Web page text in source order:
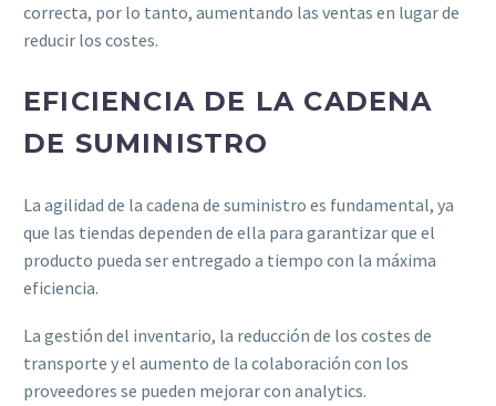
correcta, por lo tanto, aumentando las ventas en lugar de
reducir los costes.
EFICIENCIA DE LA CADENA
DE SUMINISTRO
La agilidad de la cadena de suministro es fundamental, ya
que las tiendas dependen de ella para garantizar que el
producto pueda ser entregado a tiempo con la máxima
eficiencia.
La gestión del inventario, la reducción de los costes de
transporte y el aumento de la colaboración con los
proveedores se pueden mejorar con analytics.